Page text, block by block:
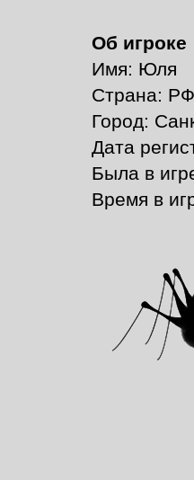
Об игроке
Имя: Юля
Страна: РФ
Город:
Дата
Былa в
Время в